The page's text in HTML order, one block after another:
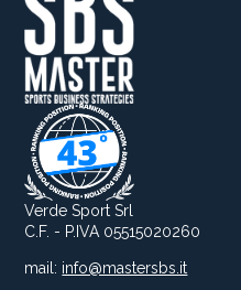
Verde Sport Srl
C.F. - P.IVA 05515020260
mail: info@mastersbs.it